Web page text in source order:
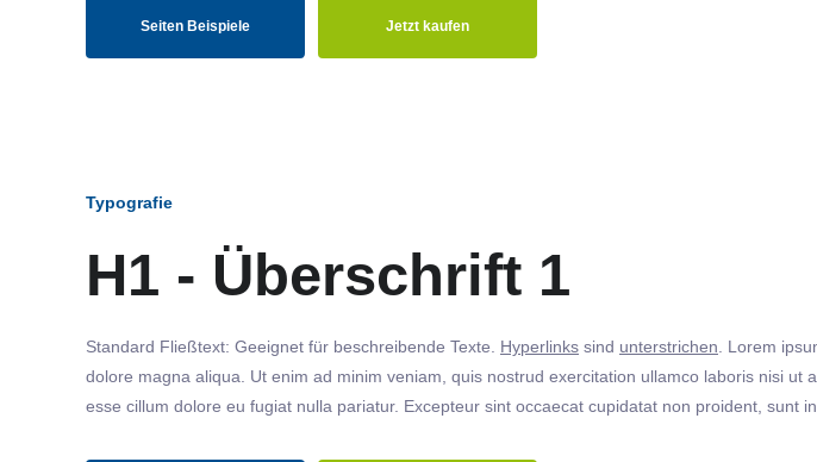
Seiten Beispiele Jetzt kaufen
Typografie
H1 - Überschrift 1
Standard Fließtext: Geeignet für beschreibende Texte. Hyperlinks sind unterstrichen . Lorem
dolore magna aliqua. Ut enim ad minim veniam, quis nostrud exercitation ullamco laboris nisi
esse cillum dolore eu fugiat nulla pariatur. Excepteur sint occaecat cupidatat non proident, sunt